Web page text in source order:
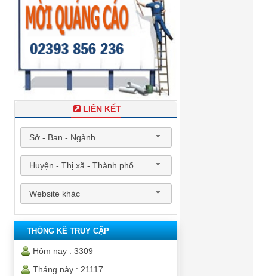
LIÊN KẾT
Sở - Ban - Ngành
Huyện - Thị xã - Thành phố
Website khác
THỐNG KÊ TRUY CẬP
Hôm nay : 3309
Tháng này : 21117